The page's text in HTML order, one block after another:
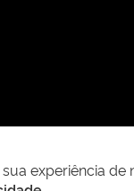
reservados.
experiência de